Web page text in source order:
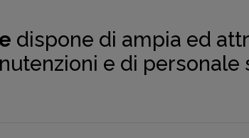
dispone di ampia ed
e di personale